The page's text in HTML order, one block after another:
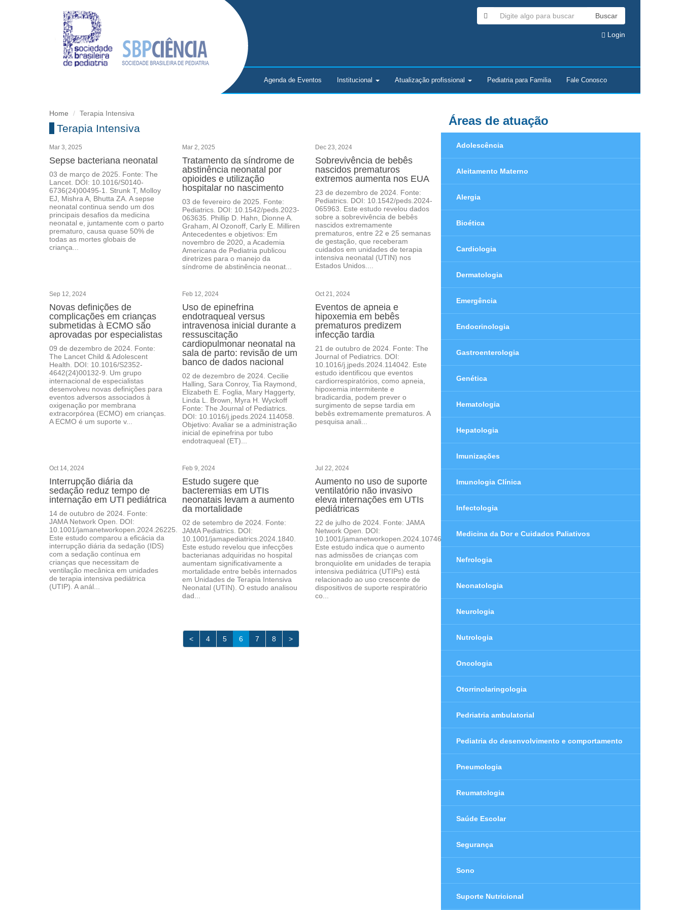
Buscar
Login
Agenda de Eventos Institucional Atualizaçãoprofissional Pediatria para Familia Fale Conosco
Home Terapia Intensiva
Terapia Intensiva
Mar 3, 2025
Sepse bacteriana neonatal
03 de março de 2025. Fonte: The
Lancet. DOI: 10.1016/S0140-
6736(24)00495-1. Strunk T, Molloy
EJ, Mishra A, Bhutta ZA. A sepse
neonatal continua sendo um dos
principais desafios da medicina
neonatal e, juntamente com o parto
prematuro, causa quase 50% de
todas as mortes globais de
criança...
Mar 2, 2025
Tratamento da síndrome de
abstinência neonatal por
opioides e utilização
hospitalar no nascimento
03 de fevereiro de 2025. Fonte:
Pediatrics. DOI: 10.1542/peds.2023-
063635. Phillip D. Hahn, Dionne A.
Graham, Al Ozonoff, Carly E. Milliren
Antecedentes e objetivos: Em
novembro de 2020, a Academia
Americana de Pediatria publicou
diretrizes para o manejo da
síndrome de abstinência neonat...
Dec 23, 2024
Sobrevivência de bebês
nascidos prematuros
extremos aumenta nos EUA
23 de dezembro de 2024. Fonte:
Pediatrics. DOI: 10.1542/peds.2024-
065963. Este estudo revelou dados
sobre a sobrevivência de bebês
nascidos extremamente
prematuros, entre 22 e 25 semanas
de gestação, que receberam
cuidados em unidades de terapia
intensiva neonatal (UTIN) nos
Estados Unidos....
Sep 12, 2024
Novas definições de
complicações em crianças
submetidas à ECMO são
aprovadas por especialistas
09 de dezembro de 2024. Fonte:
The Lancet Child & Adolescent
Health. DOI: 10.1016/S2352-
4642(24)00132-9. Um grupo
internacional de especialistas
desenvolveu novas definições para
eventos adversos associados à
oxigenação por membrana
extracorpórea (ECMO) em crianças.
A ECMO é um suporte v...
Feb 12, 2024
Uso de epinefrina
endotraqueal versus
intravenosa inicial durante a
ressuscitação
cardiopulmonar neonatal na
sala de parto: revisão de um
banco de dados nacional
02 de dezembro de 2024. Cecilie
Halling, Sara Conroy, Tia Raymond,
Elizabeth E. Foglia, Mary Haggerty,
Linda L. Brown, Myra H. Wyckoff
Fonte: The Journal of Pediatrics.
DOI: 10.1016/j.jpeds.2024.114058.
Objetivo: Avaliar se a administração
inicial de epinefrina por tubo
endotraqueal (ET)...
Oct 21, 2024
Eventos de apneia e
hipoxemia em bebês
prematuros predizem
infecção tardia
21 de outubro de 2024. Fonte: The
Journal of Pediatrics. DOI:
10.1016/j.jpeds.2024.114042. Este
estudo identificou que eventos
cardiorrespiratórios, como apneia,
hipoxemia intermitente e
bradicardia, podem prever o
surgimento de sepse tardia em
bebês extremamente prematuros. A
pesquisa anali...
Oct 14, 2024
Interrupção diária da
sedação reduz tempo de
internação em UTI pediátrica
14 de outubro de 2024. Fonte:
JAMA Network Open. DOI:
10.1001/jamanetworkopen.2024.26225.
Este estudo comparou a eficácia da
interrupção diária da sedação (IDS)
com a sedação contínua em
crianças que necessitam de
ventilação mecânica em unidades
de terapia intensiva pediátrica
(UTIP). A anál...
Feb 9, 2024
Estudo sugere que
bacteremias em UTIs
neonatais levam a aumento
da mortalidade
02 de setembro de 2024. Fonte:
JAMA Pediatrics. DOI:
10.1001/jamapediatrics.2024.1840.
Este estudo revelou que infecções
bacterianas adquiridas no hospital
aumentam significativamente a
mortalidade entre bebês internados
em Unidades de Terapia Intensiva
Neonatal (UTIN). O estudo analisou
dad...
Jul 22, 2024
Aumento no uso de suporte
ventilatório não invasivo
eleva internações em UTIs
pediátricas
22 de julho de 2024. Fonte: JAMA
Network Open. DOI:
10.1001/jamanetworkopen.2024.10746.
Este estudo indica que o aumento
nas admissões de crianças com
bronquiolite em unidades de terapia
intensiva pediátrica (UTIPs) está
relacionado ao uso crescente de
dispositivos de suporte respiratório
co...
< 4 5 6 7 8 >
Áreas de atuação
Adolescência
Aleitamento Materno
Alergia
Bioética
Cardiologia
Dermatologia
Emergência
Endocrinologia
Gastroenterologia
Genética
Hematologia
Hepatologia
Imunizações
Imunologia Clínica
Infectologia
Medicina da Dor e Cuidados Paliativos
Nefrologia
Neonatologia
Neurologia
Nutrologia
Oncologia
Otorrinolaringologia
Pedriatria ambulatorial
Pediatria do desenvolvimento e comportamento
Pneumologia
Reumatologia
Saúde Escolar
Segurança
Sono
Suporte Nutricional